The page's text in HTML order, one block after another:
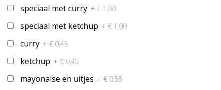
speciaal met curry + € 1,00
speciaal met ketchup + € 1,00
curry + € 0,45
ketchup + € 0,45
mayonaise en uitjes + € 0,55